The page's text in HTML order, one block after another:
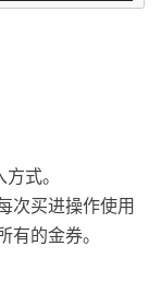
式。
次买进操作使用
的金券。